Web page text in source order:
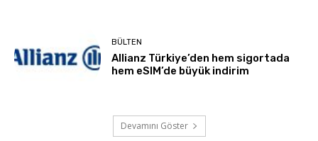
BÜLTEN
Allianz Türkiye’den hem sigortada
hem eSIM’de büyük indirim
Devamını Göster